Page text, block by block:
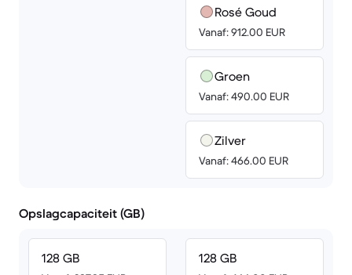
Rosé Goud
Vanaf: 912.00 EUR
Groen
Vanaf: 490.00 EUR
Zilver
Vanaf: 466.00 EUR
Opslagcapaciteit (GB)
128 GB 128 GB